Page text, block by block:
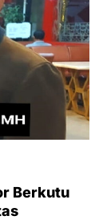
Berkutu